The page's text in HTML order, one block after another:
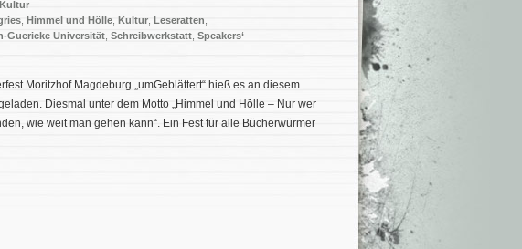
Kultur
Himmel und Hölle Kultur Leseratten
Guericke Universität Schreibwerkstatt Speakers‘
Moritzhof Magdeburg „umGeblättert“ hieß es an diesem
Diesmal unter dem Motto „Himmel und Hölle – Nur wer
wie weit man gehen kann“. Ein Fest für alle Bücherwürmer